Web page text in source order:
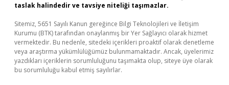
taslak halindedir ve tavsiye niteliği taşımazlar.
Sitemiz, 5651 Sayılı Kanun gereğince Bilgi Teknolojileri ve İletişim
Kurumu (BTK) tarafından onaylanmış bir Yer Sağlayıcı olarak hizmet
vermektedir. Bu nedenle, sitedeki içerikleri proaktif olarak denetleme
veya araştırma yükümlülüğümüz bulunmamaktadır. Ancak, üyelerimiz
yazdıkları içeriklerin sorumluluğunu taşımakta olup, siteye üye olarak
bu sorumluluğu kabul etmiş sayılırlar.